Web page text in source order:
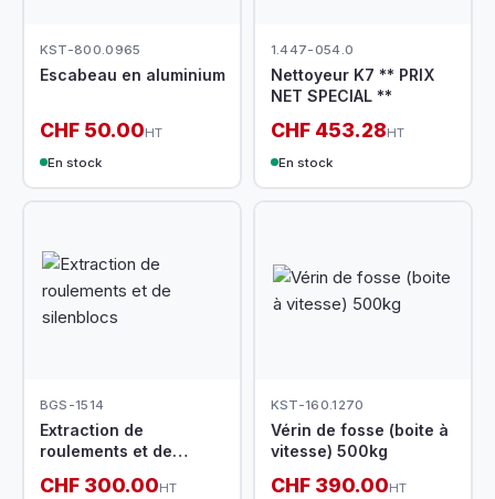
KST-800.0965
Escabeau en aluminium
CHF 50.00HT
En stock
1.447-054.0
Nettoyeur K7 ** PRIX
NET SPECIAL **
CHF 453.28HT
En stock
BGS-1514
Extraction de
roulements et de
CHF 300.00HT
KST-160.1270
Vérin de fosse (boite à
vitesse) 500kg
CHF 390.00HT